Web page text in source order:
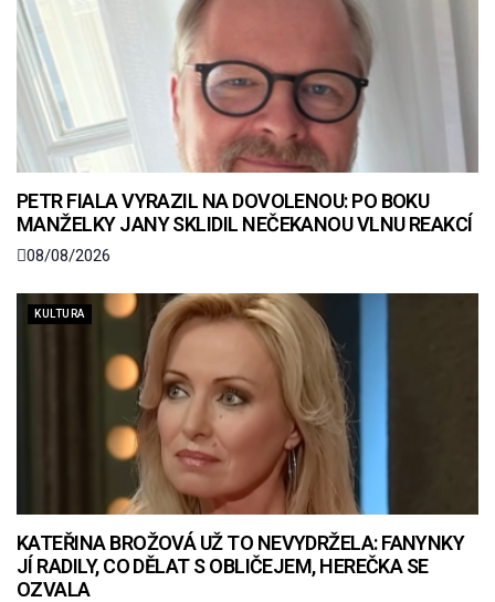
PETR FIALA VYRAZIL NA DOVOLENOU: PO BOKU
MANŽELKY JANY SKLIDIL NEČEKANOU VLNU REAKCÍ
08/08/2026
KULTURA
KATEŘINA BROŽOVÁ UŽ TO NEVYDRŽELA: FANYNKY
JÍ RADILY, CO DĚLAT S OBLIČEJEM, HEREČKA SE
OZVALA